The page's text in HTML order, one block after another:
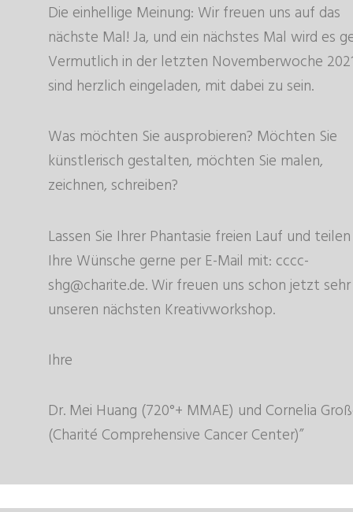
Die einhellige Meinung: Wir freuen uns auf das
nächste Mal! Ja, und ein nächstes Mal wird es
Vermutlich in der letzten Novemberwoche
sind herzlich eingeladen, mit dabei zu sein.
Was möchten Sie ausprobieren? Möchten Sie
künstlerisch gestalten, möchten Sie malen,
zeichnen, schreiben?
Lassen Sie Ihrer Phantasie freien Lauf und
Ihre Wünsche gerne per E-Mail mit: cccc-
shg@charite.de. Wir freuen uns schon jetzt
unseren nächsten Kreativworkshop.
Ihre
Dr. Mei Huang (720°+ MMAE) und Cornelia
(Charité Comprehensive Cancer Center)”